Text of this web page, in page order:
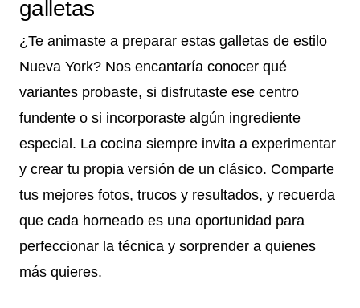
galletas
¿Te animaste a preparar estas galletas de estilo
Nueva York? Nos encantaría conocer qué
variantes probaste, si disfrutaste ese centro
fundente o si incorporaste algún ingrediente
especial. La cocina siempre invita a experimentar
y crear tu propia versión de un clásico. Comparte
tus mejores fotos, trucos y resultados, y recuerda
que cada horneado es una oportunidad para
perfeccionar la técnica y sorprender a quienes
más quieres.